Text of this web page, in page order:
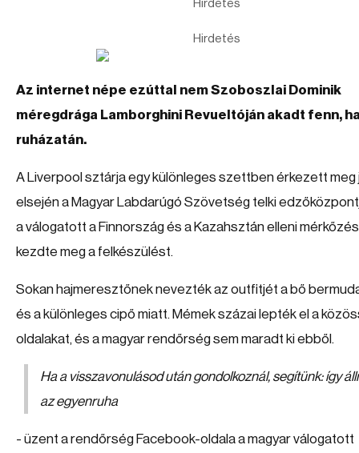
Hirdetés
Hirdetés
Az internet népe ezúttal nem Szoboszlai Dominik
méregdrága Lamborghini Revueltóján akadt fenn,
ruházatán.
A Liverpool sztárja egy különleges szettben érkezett meg
elsején a Magyar Labdarúgó Szövetség telki
a válogatott a Finnország és a Kazahsztán elleni
kezdte meg a felkészülést.
Sokan hajmeresztőnek nevezték az outfitjét a bő
és a különleges cipő miatt. Mémek százai lepték el a
oldalakat, és a magyar rendőrség sem maradt ki ebből.
Ha a visszavonulásod után gondolkoznál, segítünk: így
az egyenruha
- üzent a rendőrség Facebook-oldala a magyar válogatott